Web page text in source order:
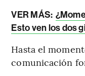
VER MÁS:
Esto ven los dos
Hasta el
comunicación